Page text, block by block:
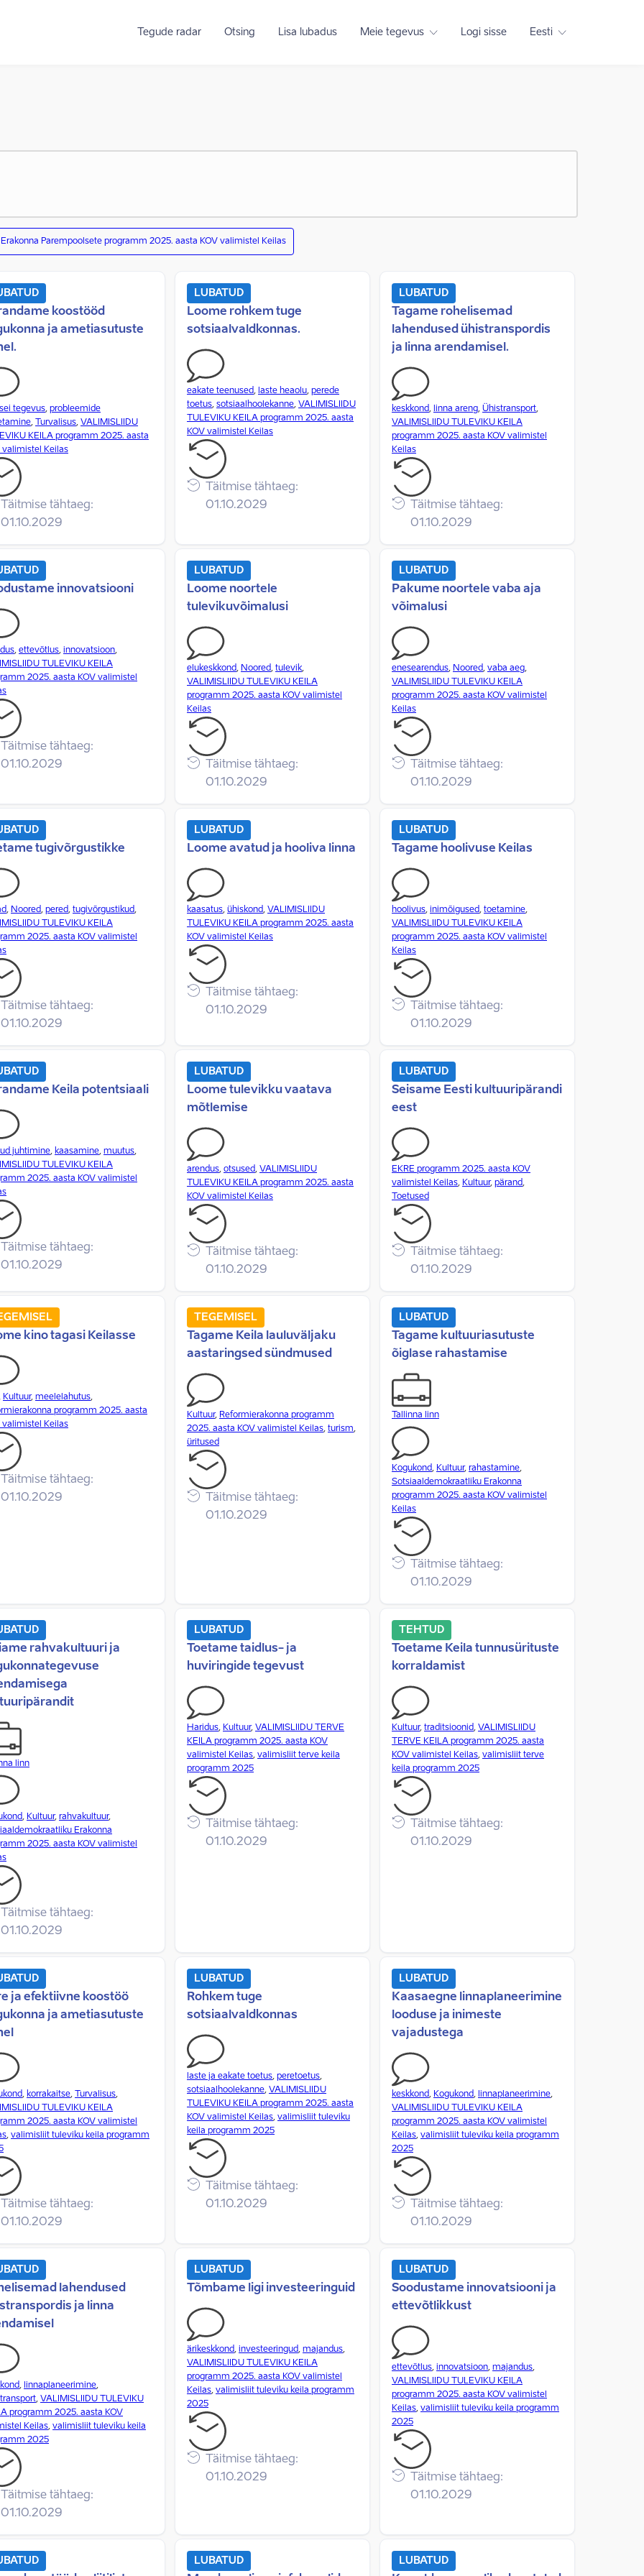
Tegude radar Otsing Lisa lubadus Meie tegevus Logi sisse Eesti
Erakonna Parempoolsete programm 2025. aasta KOV valimistel Keilas
koostööd
ja ametiasutuste
tegevus, probleemide
, Turvalisus, VALIMISLIIDU
KEILA programm 2025. aasta
valimistel Keilas
Täitmise tähtaeg:
01.10.2029
LUBATUD
Loome rohkem tuge
sotsiaalvaldkonnas.
eakate teenused, laste heaolu, perede
toetus, sotsiaalhoolekanne, VALIMISLIIDU
TULEVIKU KEILA programm 2025. aasta
KOV valimistel Keilas
Täitmise tähtaeg:
01.10.2029
LUBATUD
Tagame rohelisemad
lahendused ühistranspordis
ja linna arendamisel.
keskkond, linna areng, Ühistransport,
VALIMISLIIDU TULEVIKU KEILA
programm 2025. aasta KOV valimistel
Keilas
Täitmise tähtaeg:
01.10.2029
innovatsiooni
, ettevõtlus, innovatsioon,
TULEVIKU KEILA
2025. aasta KOV valimistel
Täitmise tähtaeg:
01.10.2029
LUBATUD
Loome noortele
tulevikuvõimalusi
elukeskkond, Noored, tulevik,
VALIMISLIIDU TULEVIKU KEILA
programm 2025. aasta KOV valimistel
Keilas
Täitmise tähtaeg:
01.10.2029
LUBATUD
Pakume noortele vaba aja
võimalusi
enesearendus, Noored, vaba aeg,
VALIMISLIIDU TULEVIKU KEILA
programm 2025. aasta KOV valimistel
Keilas
Täitmise tähtaeg:
01.10.2029
tugivõrgustikke
, Noored, pered, tugivõrgustikud,
TULEVIKU KEILA
2025. aasta KOV valimistel
Täitmise tähtaeg:
01.10.2029
LUBATUD
Loome avatud ja hooliva linna
kaasatus, ühiskond, VALIMISLIIDU
TULEVIKU KEILA programm 2025. aasta
KOV valimistel Keilas
Täitmise tähtaeg:
01.10.2029
LUBATUD
Tagame hoolivuse Keilas
hoolivus, inimõigused, toetamine,
VALIMISLIIDU TULEVIKU KEILA
programm 2025. aasta KOV valimistel
Keilas
Täitmise tähtaeg:
01.10.2029
Keila potentsiaali
juhtimine, kaasamine, muutus,
TULEVIKU KEILA
2025. aasta KOV valimistel
Täitmise tähtaeg:
01.10.2029
LUBATUD
Loome tulevikku vaatava
mõtlemise
arendus, otsused, VALIMISLIIDU
TULEVIKU KEILA programm 2025. aasta
KOV valimistel Keilas
Täitmise tähtaeg:
01.10.2029
LUBATUD
Seisame Eesti kultuuripärandi
eest
EKRE programm 2025. aasta KOV
valimistel Keilas, Kultuur, pärand,
Toetused
Täitmise tähtaeg:
01.10.2029
kino tagasi Keilasse
, Kultuur, meelelahutus,
programm 2025. aasta
valimistel Keilas
Täitmise tähtaeg:
01.10.2029
TEGEMISEL
Tagame Keila lauluväljaku
aastaringsed sündmused
Kultuur, Reformierakonna programm
2025. aasta KOV valimistel Keilas, turism,
üritused
Täitmise tähtaeg:
01.10.2029
LUBATUD
Tagame kultuuriasutuste
õiglase rahastamise
Tallinna linn
Kogukond, Kultuur, rahastamine,
Sotsiaaldemokraatliku Erakonna
programm 2025. aasta KOV valimistel
Keilas
Täitmise tähtaeg:
01.10.2029
rahvakultuuri ja
linn
, Kultuur, rahvakultuur,
Erakonna
2025. aasta KOV valimistel
Täitmise tähtaeg:
01.10.2029
LUBATUD
Toetame taidlus- ja
huviringide tegevust
Haridus, Kultuur, VALIMISLIIDU TERVE
KEILA programm 2025. aasta KOV
valimistel Keilas, valimisliit terve keila
programm 2025
Täitmise tähtaeg:
01.10.2029
TEHTUD
Toetame Keila tunnusürituste
korraldamist
Kultuur, traditsioonid, VALIMISLIIDU
TERVE KEILA programm 2025. aasta
KOV valimistel Keilas, valimisliit terve
keila programm 2025
Täitmise tähtaeg:
01.10.2029
ja efektiivne koostöö
ja ametiasutuste
, korrakaitse, Turvalisus,
TULEVIKU KEILA
2025. aasta KOV valimistel
, valimisliit tuleviku keila programm
Täitmise tähtaeg:
01.10.2029
LUBATUD
Rohkem tuge
sotsiaalvaldkonnas
laste ja eakate toetus, peretoetus,
sotsiaalhoolekanne, VALIMISLIIDU
TULEVIKU KEILA programm 2025. aasta
KOV valimistel Keilas, valimisliit tuleviku
keila programm 2025
Täitmise tähtaeg:
01.10.2029
LUBATUD
Kaasaegne linnaplaneerimine
looduse ja inimeste
vajadustega
keskkond, Kogukond, linnaplaneerimine,
VALIMISLIIDU TULEVIKU KEILA
programm 2025. aasta KOV valimistel
Keilas, valimisliit tuleviku keila programm
2025
Täitmise tähtaeg:
01.10.2029
lahendused
ja linna
, linnaplaneerimine,
, VALIMISLIIDU TULEVIKU
programm 2025. aasta KOV
Keilas, valimisliit tuleviku keila
2025
Täitmise tähtaeg:
01.10.2029
LUBATUD
Tõmbame ligi investeeringuid
ärikeskkond, investeeringud, majandus,
VALIMISLIIDU TULEVIKU KEILA
programm 2025. aasta KOV valimistel
Keilas, valimisliit tuleviku keila programm
2025
Täitmise tähtaeg:
01.10.2029
LUBATUD
Soodustame innovatsiooni ja
ettevõtlikkust
ettevõtlus, innovatsioon, majandus,
VALIMISLIIDU TULEVIKU KEILA
programm 2025. aasta KOV valimistel
Keilas, valimisliit tuleviku keila programm
2025
Täitmise tähtaeg:
01.10.2029
LUBATUD LUBATUD